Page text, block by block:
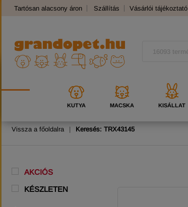
Tartósan alacsony áron Szállítás Vásárlói tájékoztató
KUTYA MACSKA KISÁLLAT
Vissza a főoldalra | Keresés: TRX43145
AKCIÓS
KÉSZLETEN